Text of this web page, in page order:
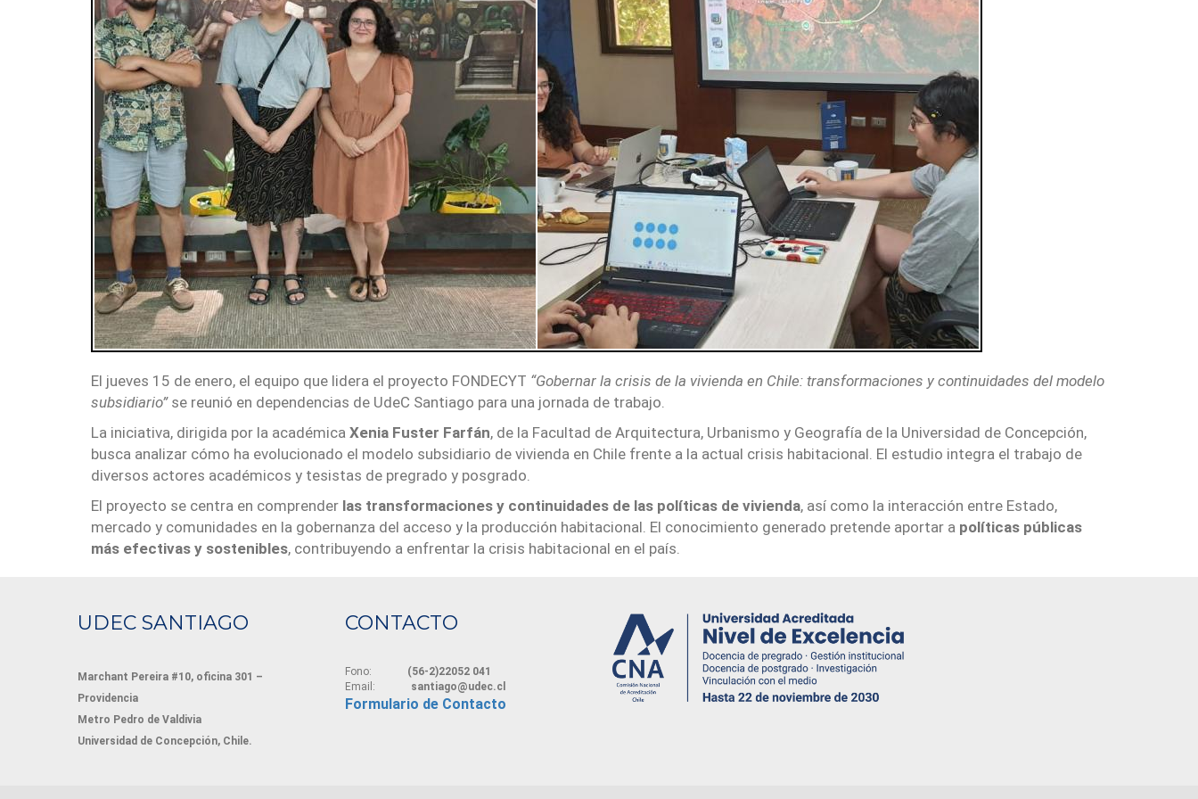
SÍMBOLOS
UNIVERSITARIOS
UDEC EN CIFRAS
PLAN ESTRATÉGICO
DOCUMENTOS
El jueves 15 de enero, el equipo que lidera el proyecto FONDECYT “Gobernar la crisis de la vivienda en Chile: transformaciones y continuidades del modelo
subsidiario”se reunió en dependencias de UdeC Santiago para una jornada de trabajo.
La iniciativa, dirigida por la académica Xenia Fuster Farfán, de la Facultad de Arquitectura, Urbanismo y Geografía de la Universidad de Concepción,
busca analizar cómo ha evolucionado el modelo subsidiario de vivienda en Chile frente a la actual crisis habitacional. El estudio integra el trabajo de
diversos actores académicos y tesistas de pregrado y posgrado.
El proyecto se centra en comprender las transformaciones y continuidades de las políticas de vivienda, así como la interacción entre Estado,
mercado y comunidades en la gobernanza del acceso y la producción habitacional. El conocimiento generado pretende aportar a políticas públicas
más efectivas y sostenibles, contribuyendo a enfrentar la crisis habitacional en el país.
UDEC SANTIAGO
Marchant Pereira #10, oficina 301 –
Providencia
Metro Pedro de Valdivia
Universidad de Concepción, Chile.
CONTACTO
Fono:
(56-2)22052 041
Email:
santiago@udec.cl
Formulario de Contacto